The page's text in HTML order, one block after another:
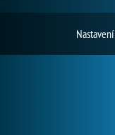
Nastavení